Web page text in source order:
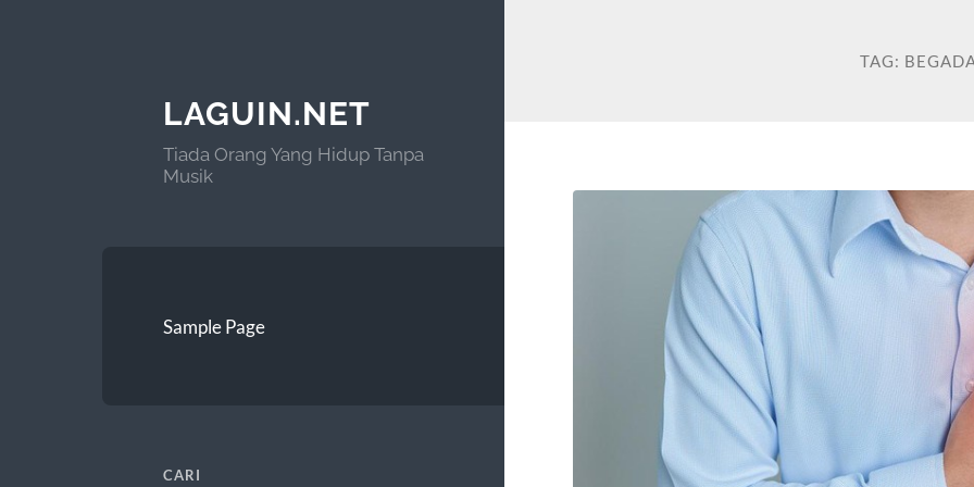
LAGUIN.NET
Tiada Orang Yang Hidup Tanpa
Musik
Sample Page
CARI
TAG: